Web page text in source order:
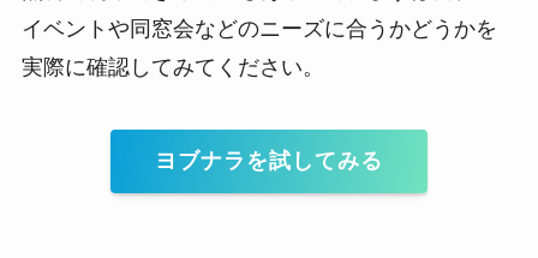
イベントや同窓会などのニーズに合うかどうかを
実際に確認してみてください。
ヨブナラを試してみる